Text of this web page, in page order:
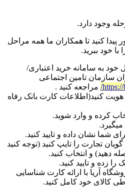
وجود دارد.
پیدا کنید تا همکاران ما همه مراحل
با خود ببرید.
خود به سامانه خرید اعتباری/
سازمان تامین اجتماعی
مراجعه کنید .
کنید(اطلاعات کارت بانک رفاه
کرده و وارد شوید.
شما نشان داده و تایید کنید.
تجارت را تایپ کنید (توجه کنید
دهید) و انتخاب کنید.
را زده و تایید کنید.
آریا با ارائه کارت شناسایی
کالای خود کامل کنید.